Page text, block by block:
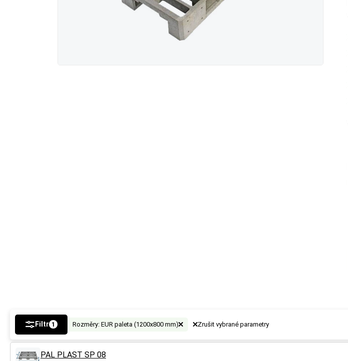
Filtr 1 Rozměry: EUR paleta (1200x800 mm) Zrušit vybrané parametry
PAL PLAST SP 08